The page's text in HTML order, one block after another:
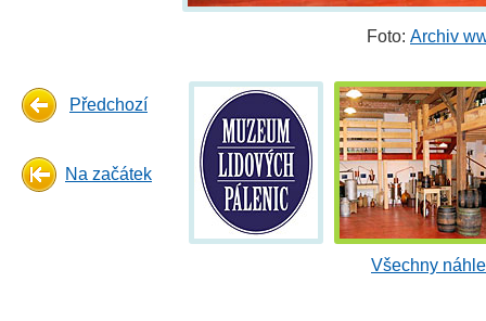
Foto: Archiv
Předchozí
Na začátek
Všechny